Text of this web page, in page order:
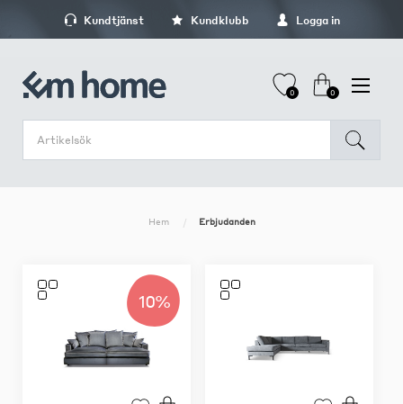
Kundtjänst Kundklubb Logga in
0 0
Hem Erbjudanden
10%